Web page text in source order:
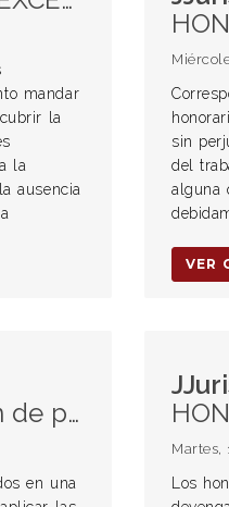
mandar
la
la
ausencia
sin
del
alguna
VER
en una
Martes,
Los